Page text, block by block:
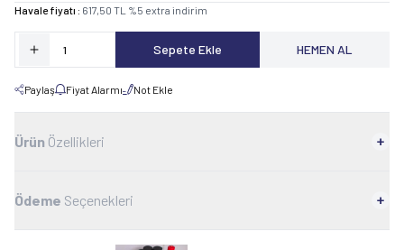
Havale fiyatı : 617,50 TL %5 extra indirim
Sepete Ekle HEMEN AL
Paylaş Fiyat Alarmı Not Ekle
Ürün Özellikleri
Ödeme Seçenekleri